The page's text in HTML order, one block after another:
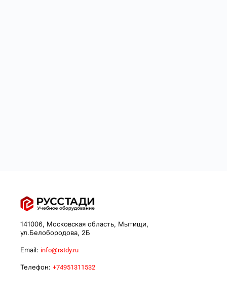
141006, Московская область, Мытищи,
ул.Белобородова, 2Б
Email: info@rstdy.ru
Телефон: +74951311532